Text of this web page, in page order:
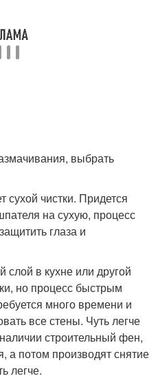
выбрать
сухой чистки. Придется
на сухую, процесс
глаза и
в кухне или другой
но процесс быстрым
много времени и
все стены. Чуть легче
строительный фен,
а потом производят снятие
легче.